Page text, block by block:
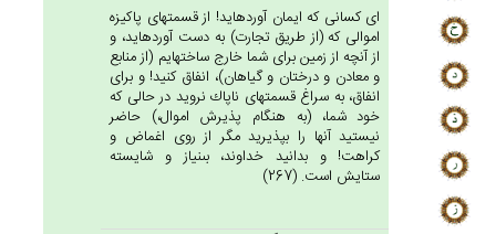
اى كسانى كه ايمان آورده‏ايد! از قسمتهاى پاكيزه
اموالى كه (از طريق تجارت) به دست آورده‏ايد، و
از آنچه از زمين براى شما خارج ساخته‏ايم (از منابع
و معادن و درختان و گياهان)، انفاق كنيد! و براى
انفاق، به سراغ قسمتهاى ناپاك نرويد در حالى كه
خود شما، (به هنگام پذيرش اموال،) حاضر
نيستيد آنها را بپذيريد مگر از روى اغماض و
كراهت! و بدانيد خداوند، بى‏نياز و شايسته
ستايش است. (267)